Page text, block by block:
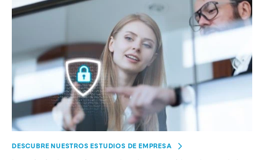
DESCUBRE NUESTROS ESTUDIOS DE EMPRESA